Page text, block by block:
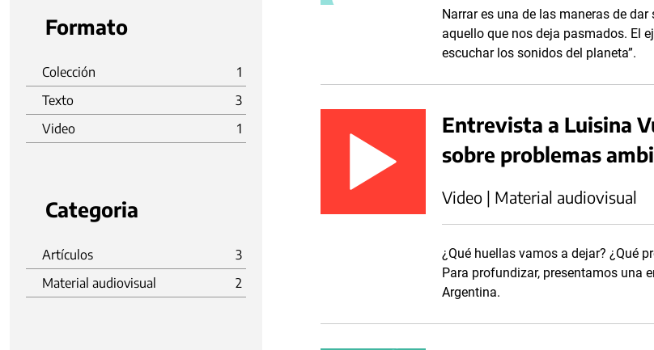
Formato
Colección
1
Texto
3
Video
1
Categoria
Artículos
3
Material audiovisual
2
Narrar es una de las maneras de
aquello que nos deja pasmados. El
escuchar los sonidos del planeta”.
Entrevista a Luisina
sobre problemas
Video | Material audiovisual
¿Qué huellas vamos a dejar? ¿Qué
Para profundizar, presentamos una
Argentina.